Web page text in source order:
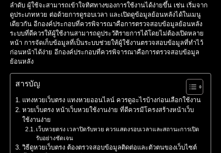
ลำดับ ผู้ใช้จะสามารถเข้าใจทิศทางของการใช้งานได้ง่ายขึ้น เช่น เริ่มจาก
ดูประเภทหวย ต่อด้วยการดูรอบเวลา และเปิดดูข้อมูลย้อนหลังได้ในเมนู
เดียวกัน อีกองค์ประกอบที่ควรพิจารณาคือการตรวจสอบข้อมูลย้อนหลัง
ระบบที่ดีควรให้ผู้ใช้งานสามารถดูประวัติรายการได้โดยไม่ต้องเปิดหลาย
หน้า การจัดเก็บข้อมูลที่เป็นระบบช่วยให้ผู้ใช้งานตรวจสอบข้อมูลที่ทำไว้
ก่อนหน้าได้ง่าย อีกองค์ประกอบที่ควรพิจารณาคือการตรวจสอบข้อมูล
ย้อนหลัง
สารบัญ
แทงหวยเว็บตรง แทงหวยออนไลน์ ควรดูอะไรบ้างก่อนเลือกใช้งาน
หวยเว็บตรง หน้าเว็บหวยใช้งานง่าย ที่ดีควรมีโครงสร้างหน้าเว็บ
ใช้งานง่าย
เว็บหวยตรง เวลาปิดรับหวย ควรแสดงรอบเวลาและสถานะการเปิด
รับอย่างชัดเจน
วิธีดูหวยเว็บตรง ต้องตรวจสอบข้อมูลติดต่อและตัวตนของเว็บไซต์